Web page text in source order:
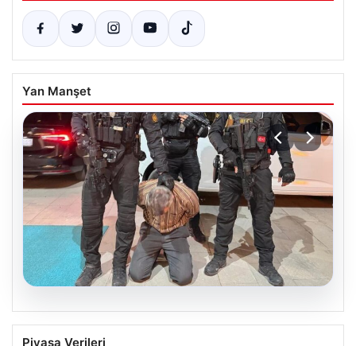
Yan Manşet
05.08.2026
FETÖ’nün Marmaris Suikast Timinde İki
Piyasa Verileri